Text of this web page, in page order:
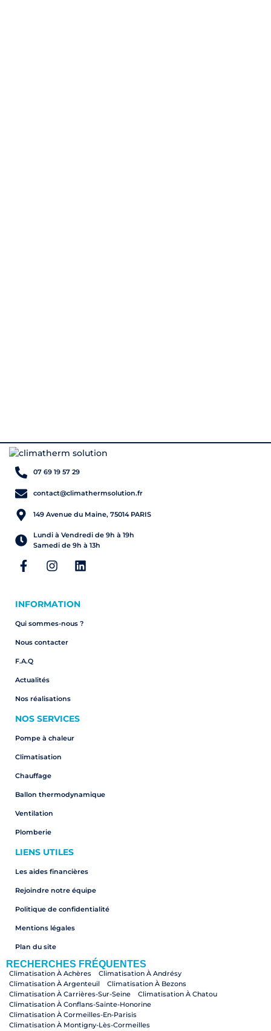
07 69 19 57 29
contact@climathermsolution.fr
149 Avenue du Maine, 75014 PARIS
Lundi à Vendredi de 9h à 19h
Samedi de 9h à 13h
INFORMATION
Qui sommes-nous ?
Nous contacter
F.A.Q
Actualités
Nos réalisations
NOS SERVICES
Pompe à chaleur
Climatisation
Chauffage
Ballon thermodynamique
Ventilation
Plomberie
LIENS UTILES
Les aides financières
Rejoindre notre équipe
Politique de confidentialité
Mentions légales
Plan du site
RECHERCHES FRÉQUENTES
Climatisation À Achères
Climatisation À Andrésy
Climatisation À Argenteuil
Climatisation À Bezons
Climatisation À Carrières-Sur-Seine
Climatisation À Chatou
Climatisation À Conflans-Sainte-Honorine
Climatisation À Cormeilles-En-Parisis
Climatisation À Montigny-Lès-Cormeilles